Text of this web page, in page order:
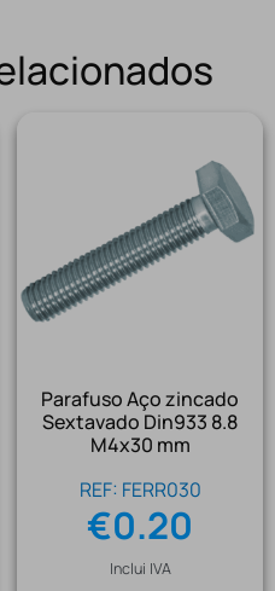
Parafuso Aço zincado
Sextavado Din933 8.8
M4x30 mm
REF: FERR030
€0.20
Inclui IVA